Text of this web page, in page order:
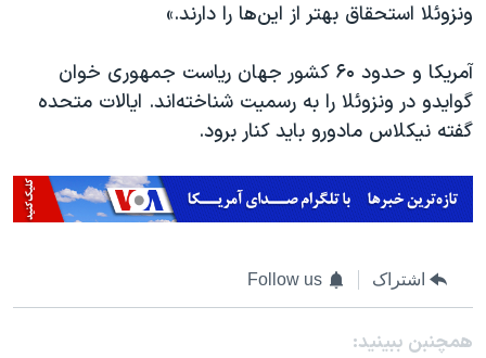
ونزوئلا استحقاق بهتر از این‌ها را دارند.»‌
آمریکا و حدود ۶۰ کشور جهان ریاست جمهوری خوان
گوایدو در ونزوئلا را به رسمیت شناخته‌اند. ایالات متحده
گفته نیکلاس مادورو باید کنار برود.
اشتراک Follow us
همچنبن ببینید: